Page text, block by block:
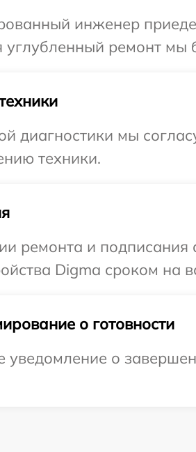
инженер
углубленный ремонт мы
диагностики мы
техники.
ремонта и
Digma сроком на
о готовности
уведомление о